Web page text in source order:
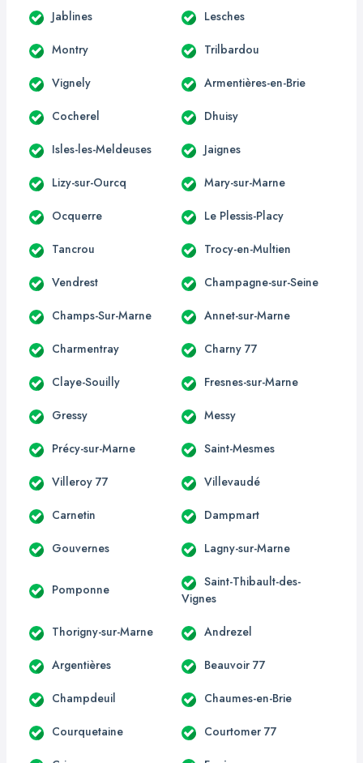
Jablines Lesches
Montry Trilbardou
Vignely Armentières-en-Brie
Cocherel Dhuisy
Isles-les-Meldeuses Jaignes
Lizy-sur-Ourcq Mary-sur-Marne
Ocquerre Le Plessis-Placy
Tancrou Trocy-en-Multien
Vendrest Champagne-sur-Seine
Champs-Sur-Marne Annet-sur-Marne
Charmentray Charny 77
Claye-Souilly Fresnes-sur-Marne
Gressy Messy
Précy-sur-Marne Saint-Mesmes
Villeroy 77 Villevaudé
Carnetin Dampmart
Gouvernes Lagny-sur-Marne
Pomponne
Saint-Thibault-des-
Vignes
Thorigny-sur-Marne Andrezel
Argentières Beauvoir 77
Champdeuil Chaumes-en-Brie
Courquetaine Courtomer 77